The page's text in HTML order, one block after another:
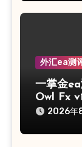
外汇ea测
一掌金
Owl Fx
2026年